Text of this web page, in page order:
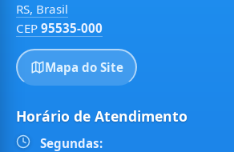
RS, Brasil
CEP 95535-000
Mapa do Site
Horário de Atendimento
Segundas: